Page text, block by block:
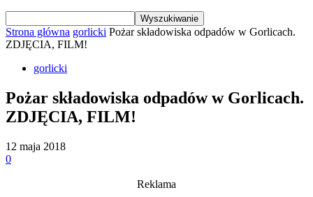
Strona główna gorlicki Pożar składowiska odpadów w Gorlicach.
ZDJĘCIA, FILM!
gorlicki
Pożar składowiska odpadów w Gorlicach.
ZDJĘCIA, FILM!
12 maja 2018
0
Reklama